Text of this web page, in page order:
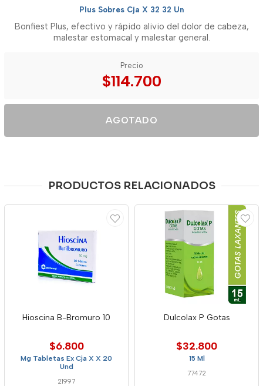
Plus Sobres Cja X 32 32 Un
Bonfiest Plus, efectivo y rápido alivio del dolor de cabeza,
malestar estomacal y malestar general.
Precio
$114.700
AGOTADO
PRODUCTOS RELACIONADOS
Hioscina B-Bromuro 10
$6.800
Mg Tabletas Ex Cja X X 20
Und
21997
Dulcolax P Gotas
$32.800
15 Ml
77472